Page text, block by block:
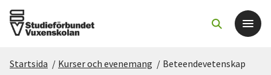
Startsida / Kurser och evenemang / Beteendevetenskap